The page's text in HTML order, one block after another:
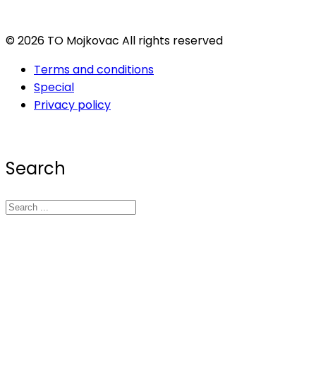
© 2026 TO Mojkovac All rights reserved
Terms and conditions
Special
Privacy policy
Search